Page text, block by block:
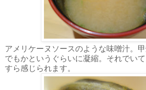
アメリケーヌソースのような味噌汁。
でもかというぐらいに凝縮。それでい
すら感じられます。